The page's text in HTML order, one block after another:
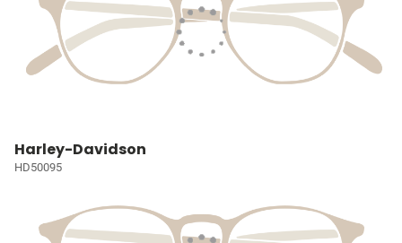
Harley-Davidson
HD50095